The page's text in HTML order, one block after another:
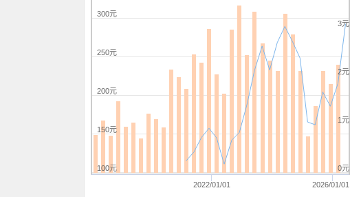
2022/01/01 2026/01/01
0元
1元
2元
3元
100元
150元
200元
250元
300元